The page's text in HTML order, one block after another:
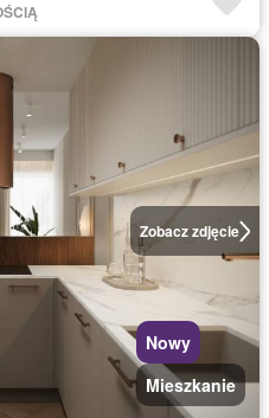
Zobacz zdjęcie
Nowy
Mieszkanie